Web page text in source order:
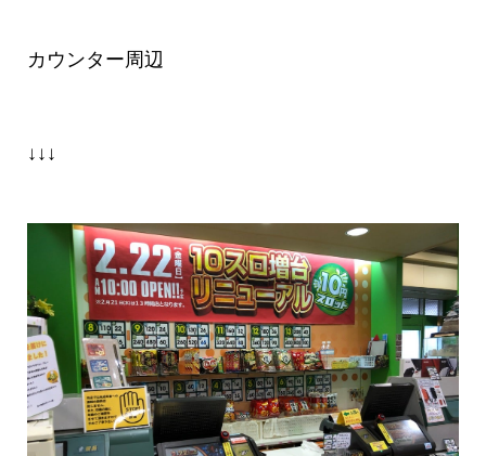
カウンター周辺
↓↓↓